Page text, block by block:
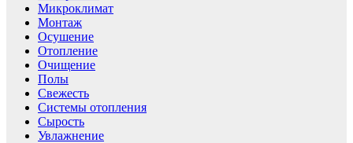
Микроклимат
Монтаж
Осушение
Отопление
Очищение
Полы
Свежесть
Системы отопления
Сырость
Увлажнение